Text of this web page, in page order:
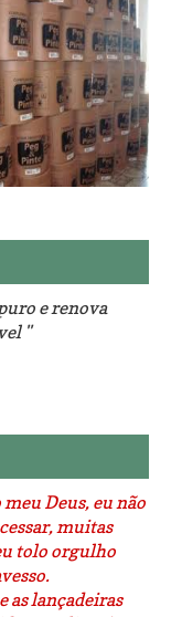
!!! O Perfeito
e renova
"
meu Deus, eu não
muitas
tolo orgulho
as lançadeiras